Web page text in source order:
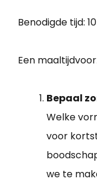
Benodigde tijd:
Een
Bepaal
Welke
voor
we te